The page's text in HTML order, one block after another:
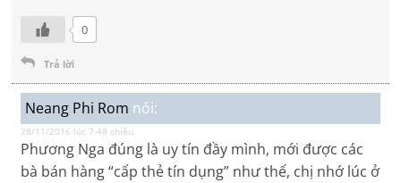
0
Trả lời
Neang Phi Rom nói:
28/11/2016 lúc 7:48 chiều
Phương Nga đúng là uy tín đầy mình, mới được các
bà bán hàng “cấp thẻ tín dụng” như thế, chị nhớ lúc ở